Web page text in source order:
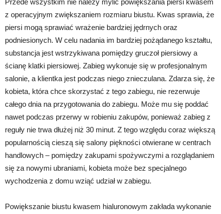
z operacyjnym zwiększaniem rozmiaru biustu. Kwas sprawia, że
piersi mogą sprawiać wrażenie bardziej jędrnych oraz
podniesionych. W celu nadania im bardziej pożądanego kształtu,
substancja jest wstrzykiwana pomiędzy gruczoł piersiowy a
ścianę klatki piersiowej. Zabieg wykonuje się w profesjonalnym
salonie, a klientka jest podczas niego znieczulana. Zdarza się, że
kobieta, która chce skorzystać z tego zabiegu, nie rezerwuje
całego dnia na przygotowania do zabiegu. Może mu się poddać
nawet podczas przerwy w robieniu zakupów, ponieważ zabieg z
reguły nie trwa dłużej niż 30 minut. Z tego względu coraz większą
popularnością cieszą się salony piękności otwierane w centrach
handlowych – pomiędzy zakupami spożywczymi a rozglądaniem
się za nowymi ubraniami, kobieta może bez specjalnego
wychodzenia z domu wziąć udział w zabiegu.
Powiększanie biustu kwasem hialuronowym zakłada wykonanie